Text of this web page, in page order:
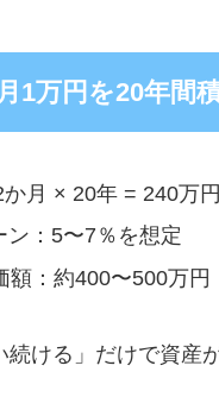
1万円を20年間
か月 × 20年 = 240万円
ン：5〜7％を想定
額：約400〜500万円
ける」だけで資産